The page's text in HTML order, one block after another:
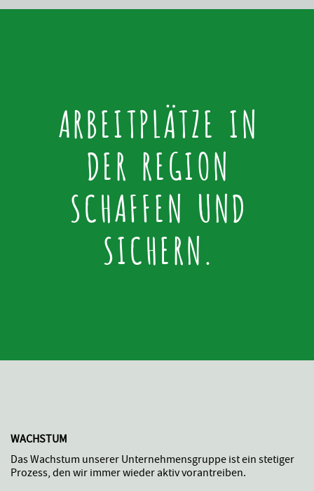
ARBEITPLÄTZE IN
DER REGION
SCHAFFEN UND
SICHERN.
WACHSTUM
Das Wachstum unserer Unternehmensgruppe ist ein stetiger
Prozess, den wir immer wieder aktiv vorantreiben.